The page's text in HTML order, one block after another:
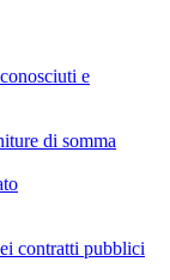
e
di somma
contratti pubblici